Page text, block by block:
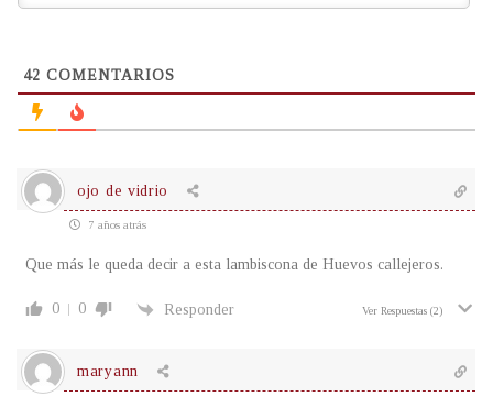
42 COMENTARIOS
ojo de vidrio
7 años atrás
Que más le queda decir a esta lambiscona de Huevos callejeros.
0 0 Responder Ver Respuestas (2)
maryann